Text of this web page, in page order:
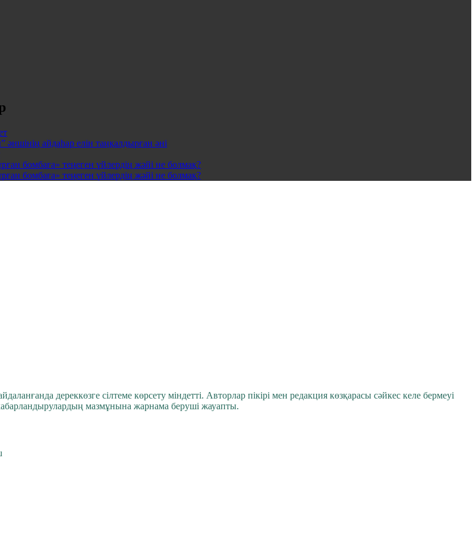
әншінің айдаһар елін таңқалдырған әні
бомбаға» теңеген үйлердің жәйі не болмақ?
бомбаға» теңеген үйлердің жәйі не болмақ?
дереккөзге сілтеме көрсету міндетті. Авторлар пікірі мен редакция көзқарасы сәйкес келе бермеуі
мазмұнына жарнама беруші жауапты.